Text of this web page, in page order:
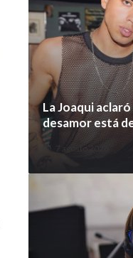
La Joaqui
desamor está
7 agosto 2026